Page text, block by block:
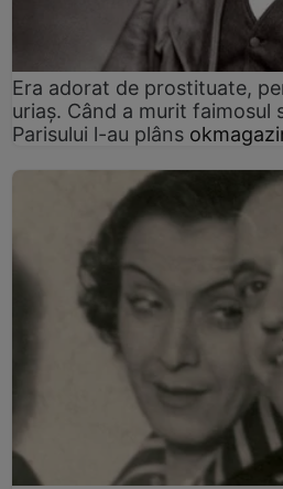
Era adorat de prostituate,
uriaș. Când a murit
Parisului l-au plâns